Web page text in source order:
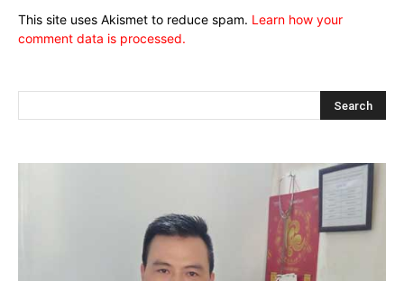
This site uses Akismet to reduce spam. Learn how your
comment data is processed.